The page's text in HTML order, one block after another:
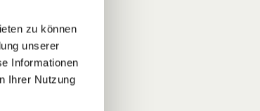
zu können
unserer
Informationen
Ihrer Nutzung